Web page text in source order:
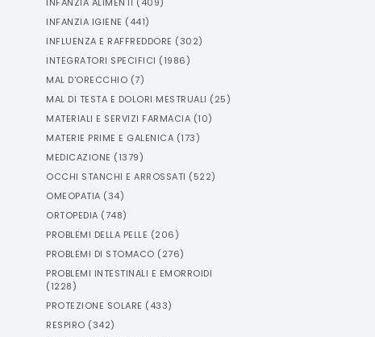
INFANZIA IGIENE (441)
INFLUENZA E RAFFREDDORE (302)
INTEGRATORI SPECIFICI (1986)
MAL D'ORECCHIO (7)
MAL DI TESTA E DOLORI MESTRUALI (25)
MATERIALI E SERVIZI FARMACIA (10)
MATERIE PRIME E GALENICA (173)
MEDICAZIONE (1379)
OCCHI STANCHI E ARROSSATI (522)
OMEOPATIA (34)
ORTOPEDIA (748)
PROBLEMI DELLA PELLE (206)
PROBLEMI DI STOMACO (276)
PROBLEMI INTESTINALI E EMORROIDI
(1228)
PROTEZIONE SOLARE (433)
RESPIRO (342)